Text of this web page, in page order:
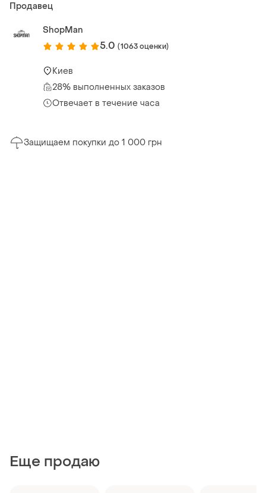
Продавец
ShopMan
5.0 (1063 оценки)
Киев
28% выполненных заказов
Отвечает в течение часа
Защищаем покупки до 1 000 грн
Еще продаю